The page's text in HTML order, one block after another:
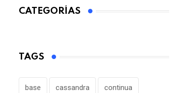
CATEGORÍAS
TAGS
base cassandra continua